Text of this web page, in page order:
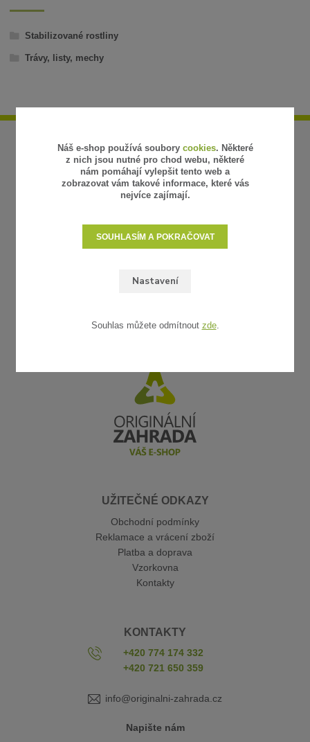
Stabilizované rostliny
Trávy, listy, mechy
UŽITEČNÉ ODKAZY
Obchodní podmínky
Reklamace a vrácení zboží
Platba a doprava
Vzorkovna
Kontakty
KONTAKTY
+420 774 174 332
+420 721 650 359
info@originalni-zahrada.cz
Napište nám
Náš e-shop používá soubory cookies. Některé
z nich jsou nutné pro chod webu, některé
nám pomáhají vylepšit tento web a
zobrazovat vám takové informace, které vás
nejvíce zajímají.
Nastavení
SOUHLASÍM A POKRAČOVAT
Souhlas můžete odmítnout zde.